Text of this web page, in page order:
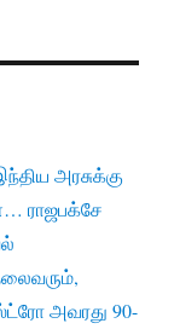
அரசுக்கு
ராஜபக்சே
அவரது 90-